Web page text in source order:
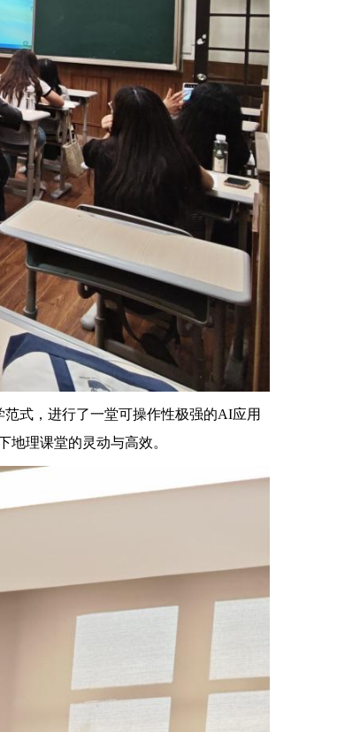
式，进行了一堂可操作性极强的AI应用
理课堂的灵动与高效。